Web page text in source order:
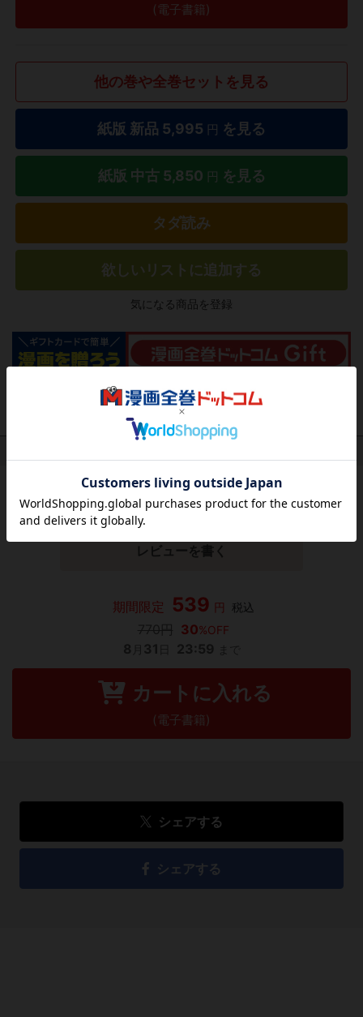
(電子書籍)
他の巻や全巻セットを見る
紙版 新品 5,995 円 を見る
紙版 中古 5,850 円 を見る
タダ読み
欲しいリストに追加する
気になる商品を登録
この作品にはまだレビューがありません。 今後読まれる
方のために感想を共有してもらえませんか？
レビューを書く
期間限定 539 円 税込
30%OFF
カートに入れる
(電子書籍)
シェアする
シェアする